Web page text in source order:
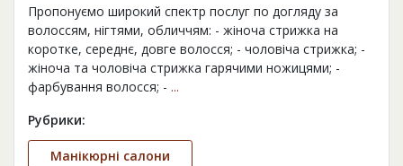
Пропонуємо широкий спектр послуг по догляду за
волоссям, нігтями, обличчям: - жіноча стрижка на
коротке, середнє, довге волосся; - чоловіча стрижка; -
жіноча та чоловіча стрижка гарячими ножицями; -
фарбування волосся; - ...
Рубрики:
Манікюрні салони